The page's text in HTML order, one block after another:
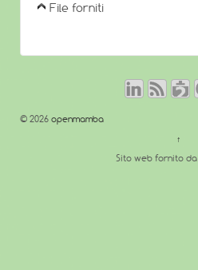
File forniti
© 2026 openmamba
↑
Sito web fornito da